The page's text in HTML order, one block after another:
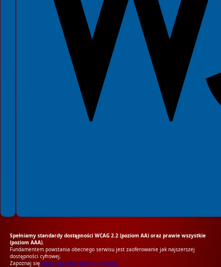
Spełniamy standardy dostępności WCAG 2.2 (poziom AA) oraz prawie wszystkie
(poziom AAA).
Fundamentem powstania obecnego serwisu jest zaoferowanie jak najszerszej
dostępności cyfrowej.
Zapoznaj się Deklaracją dostępności cyfrowej.